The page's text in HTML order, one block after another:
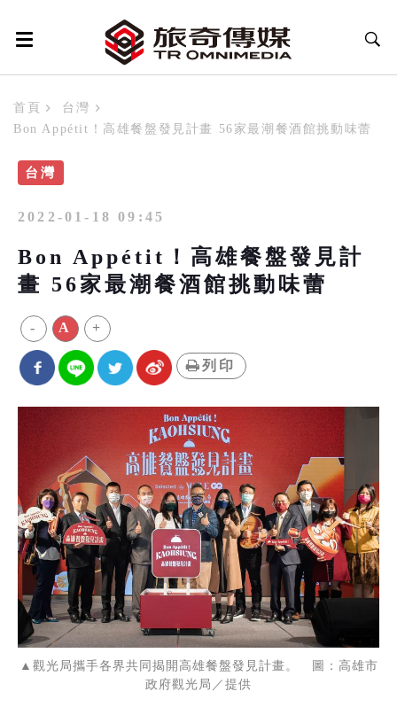
首頁
台灣
Bon Appétit！高雄餐盤發見計畫 56家最潮餐酒館挑動味蕾
台灣
2022-01-18 09:45
Bon Appétit！高雄餐盤發見計
畫 56家最潮餐酒館挑動味蕾
- A +
列印
▲觀光局攜手各界共同揭開高雄餐盤發見計畫。 圖：高雄市
政府觀光局／提供